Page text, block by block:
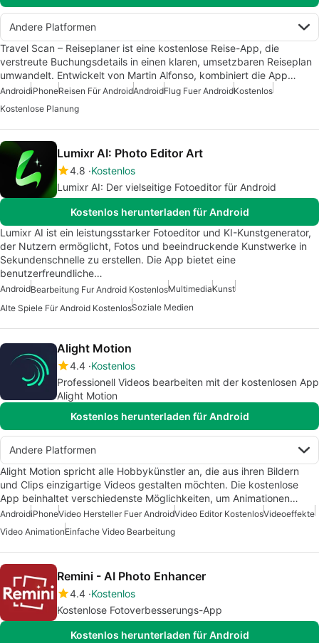
Andere Platformen
Travel Scan – Reiseplaner ist eine kostenlose Reise-App, die
verstreute Buchungsdetails in einen klaren, umsetzbaren Reiseplan
umwandelt. Entwickelt von Martin Alfonso, kombiniert die App…
AndroidiPhoneReisen Für AndroidAndroidFlug Fuer AndroidKostenlos
Kostenlose Planung
Lumixr AI: Photo Editor Art
4.8 Kostenlos
Lumixr AI: Der vielseitige Fotoeditor für Android
Kostenlos herunterladen für Android
Lumixr AI ist ein leistungsstarker Fotoeditor und KI-Kunstgenerator,
der Nutzern ermöglicht, Fotos und beeindruckende Kunstwerke in
Sekundenschnelle zu erstellen. Die App bietet eine
benutzerfreundliche…
AndroidBearbeitung Fur Android KostenlosMultimediaKunst
Alte Spiele Für Android KostenlosSoziale Medien
Alight Motion
4.4 Kostenlos
Professionell Videos bearbeiten mit der kostenlosen App
Alight Motion
Kostenlos herunterladen für Android
Andere Platformen
Alight Motion spricht alle Hobbykünstler an, die aus ihren Bildern
und Clips einzigartige Videos gestalten möchten. Die kostenlose
App beinhaltet verschiedenste Möglichkeiten, um Animationen…
AndroidiPhoneVideo Hersteller Fuer AndroidVideo Editor KostenlosVideoeffekte
Video AnimationEinfache Video Bearbeitung
Remini - AI Photo Enhancer
4.4 Kostenlos
Kostenlose Fotoverbesserungs-App
Kostenlos herunterladen für Android